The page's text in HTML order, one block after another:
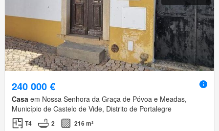
240 000 €
Casa em Nossa Senhora da Graça de Póvoa e Meadas,
Município de Castelo de Vide, Distrito de Portalegre
T4 2
216 m²